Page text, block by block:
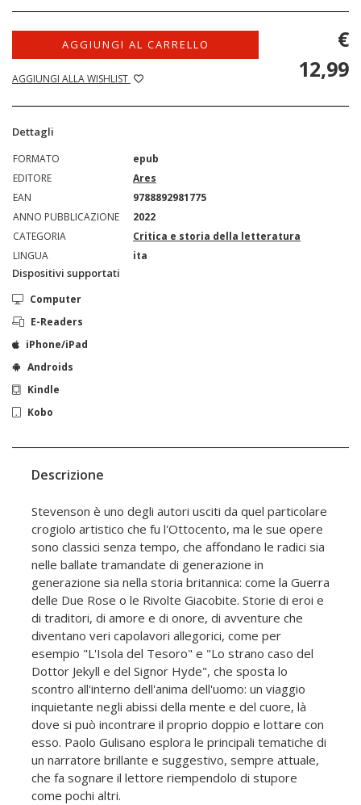
AGGIUNGI AL CARRELLO
AGGIUNGI ALLA WISHLIST
€
12,99
Dettagli
FORMATO
epub
EDITORE
Ares
EAN
9788892981775
ANNO PUBBLICAZIONE
2022
CATEGORIA
Critica e storia della letteratura
LINGUA
ita
Dispositivi supportati
Computer
E-Readers
iPhone/iPad
Androids
Kindle
Kobo
Descrizione
Stevenson è uno degli autori usciti da quel particolare
crogiolo artistico che fu l'Ottocento, ma le sue opere
sono classici senza tempo, che affondano le radici sia
nelle ballate tramandate di generazione in
generazione sia nella storia britannica: come la Guerra
delle Due Rose o le Rivolte Giacobite. Storie di eroi e
di traditori, di amore e di onore, di avventure che
diventano veri capolavori allegorici, come per
esempio "L'Isola del Tesoro" e "Lo strano caso del
Dottor Jekyll e del Signor Hyde", che sposta lo
scontro all'interno dell'anima dell'uomo: un viaggio
inquietante negli abissi della mente e del cuore, là
dove si può incontrare il proprio doppio e lottare con
esso. Paolo Gulisano esplora le principali tematiche di
un narratore brillante e suggestivo, sempre attuale,
che fa sognare il lettore riempendolo di stupore
come pochi altri.